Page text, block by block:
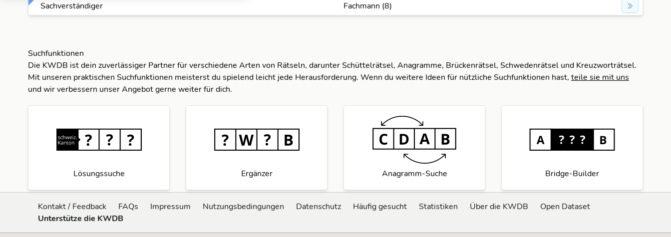
Sachverständiger Fachmann (8)
Suchfunktionen
Die KWDB ist dein zuverlässiger Partner für verschiedene Arten von Rätseln, darunter Schüttelrätsel, Anagramme, Brückenrätsel, Schwedenrätsel und Kreuzworträtsel.
Mit unseren praktischen Suchfunktionen meisterst du spielend leicht jede Herausforderung. Wenn du weitere Ideen für nützliche Suchfunktionen hast, teile sie mit uns
und wir verbessern unser Angebot gerne weiter für dich.
Lösungssuche Ergänzer Anagramm-Suche Bridge-Builder
Kontakt / Feedback FAQs Impressum Nutzungsbedingungen Datenschutz Häufig gesucht Statistiken Über die KWDB
Open Dataset
Unterstütze die KWDB